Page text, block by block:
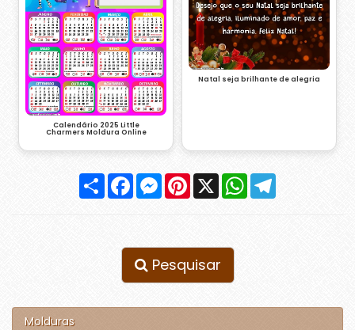
Calendário 2025 Little
Charmers Moldura Online
Natal seja brilhante de alegria
Compartilhar
FacebookMessenger
Pinterest
X WhatsApp
Pesquisar
Molduras